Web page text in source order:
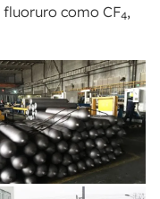
como CF4,